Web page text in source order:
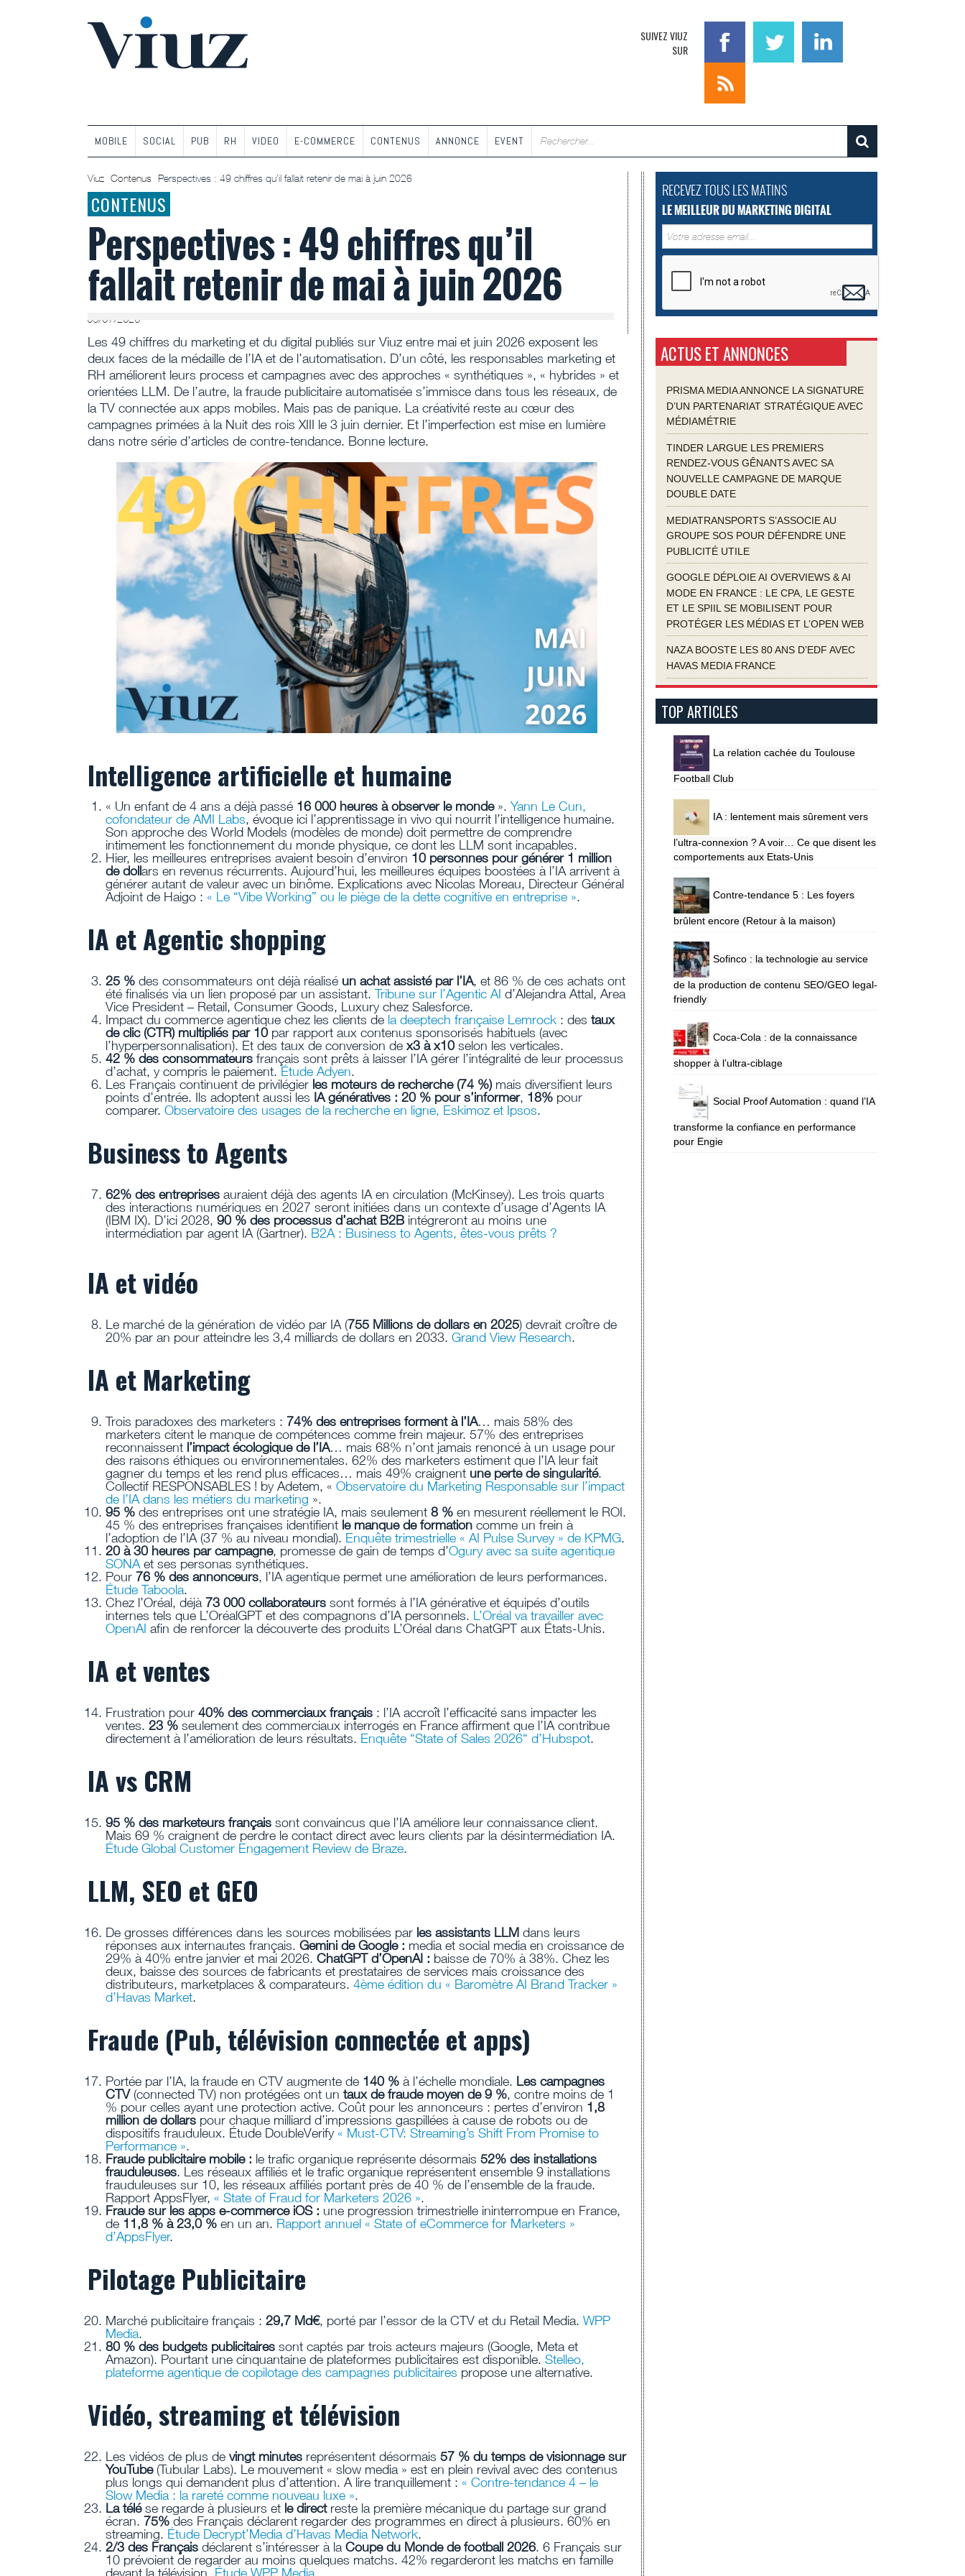
SUIVEZ VIUZ
SUR
MOBILE SOCIAL PUB RH VIDEO E-COMMERCE CONTENUS ANNONCE EVENT
Viuz Contenus Perspectives : 49 chiffres qu’il fallait retenir de mai à juin 2026
CONTENUS
Perspectives : 49 chiffres qu’il
fallait retenir de mai à juin 2026
03/07/2026
Les 49 chiffres du marketing et du digital publiés sur Viuz entre mai et juin 2026 exposent les
deux faces de la médaille de l’IA et de l’automatisation. D’un côté, les responsables marketing et
RH améliorent leurs process et campagnes avec des approches « synthétiques », « hybrides » et
orientées LLM. De l’autre, la fraude publicitaire automatisée s’immisce dans tous les réseaux, de
la TV connectée aux apps mobiles. Mais pas de panique. La créativité reste au cœur des
campagnes primées à la Nuit des rois XIII le 3 juin dernier. Et l’imperfection est mise en lumière
dans notre série d’articles de contre-tendance. Bonne lecture.
Intelligence artificielle et humaine
« Un enfant de 4 ans a déjà passé 16 000 heures à observer le monde». Yann Le Cun,
cofondateur de AMI Labs, évoque ici l’apprentissage in vivo qui nourrit l’intelligence humaine.
Son approche des World Models (modèles de monde) doit permettre de comprendre
intimement les fonctionnement du monde physique, ce dont les LLM sont incapables.
Hier, les meilleures entreprises avaient besoin d’environ 10 personnes pour générer 1 million
de dollars en revenus récurrents. Aujourd’hui, les meilleures équipes boostées à l’IA arrivent à
générer autant de valeur avec un binôme. Explications avec Nicolas Moreau, Directeur Général
Adjoint de Haigo : « Le “Vibe Working” ou le piège de la dette cognitive en entreprise ».
IA et Agentic shopping
25 % des consommateurs ont déjà réalisé un achat assisté par l’IA, et 86 % de ces achats ont
été finalisés via un lien proposé par un assistant.Tribune sur l’Agentic AI d’Alejandra Attal, Area
Vice President – Retail, Consumer Goods, Luxury chez Salesforce.
Impact du commerce agentique chez les clients de la deeptech française Lemrock : des taux
de clic (CTR) multipliés par 10par rapport aux contenus sponsorisés habituels (avec
l’hyperpersonnalisation). Et des taux de conversion de x3 à x10selon les verticales.
42 % des consommateurs français sont prêts à laisser l’IA gérer l’intégralité de leur processus
d’achat, y compris le paiement. Étude Adyen.
Les Français continuent de privilégier les moteurs de recherche (74 %)mais diversifient leurs
points d’entrée. Ils adoptent aussi les IA génératives : 20 % pour s’informer, 18% pour
comparer. Observatoire des usages de la recherche en ligne, Eskimoz et Ipsos.
Business to Agents
62% des entreprises auraient déjà des agents IA en circulation (McKinsey). Les trois quarts
des interactions numériques en 2027 seront initiées dans un contexte d’usage d’Agents IA
(IBM IX). D’ici 2028, 90 % des processus d’achat B2B intégreront au moins une
intermédiation par agent IA (Gartner). B2A : Business to Agents, êtes-vous prêts ?
IA et vidéo
Le marché de la génération de vidéo par IA (755 Millions de dollars en 2025) devrait croître de
20% par an pour atteindre les 3,4 milliards de dollars en 2033. Grand View Research.
IA et Marketing
Trois paradoxes des marketers : 74% des entreprises forment à l’IA… mais 58% des
marketers citent le manque de compétences comme frein majeur. 57% des entreprises
reconnaissent l’impact écologique de l’IA… mais 68% n’ont jamais renoncé à un usage pour
des raisons éthiques ou environnementales. 62% des marketers estiment que l’IA leur fait
gagner du temps et les rend plus efficaces… mais 49% craignent une perte de singularité.
Collectif RESPONSABLES ! by Adetem, « Observatoire du Marketing Responsable sur l’impact
de l’IA dans les métiers du marketing ».
95 % des entreprises ont une stratégie IA, mais seulement 8 % en mesurent réellement le ROI.
45 % des entreprises françaises identifient le manque de formation comme un frein à
l’adoption de l’IA (37 % au niveau mondial). Enquête trimestrielle « AI Pulse Survey » de KPMG.
20 à 30 heures par campagne, promesse de gain de temps d’Ogury avec sa suite agentique
SONA et ses personas synthétiques.
Pour 76 % des annonceurs, l’IA agentique permet une amélioration de leurs performances.
Étude Taboola.
Chez l’Oréal, déjà 73 000 collaborateurs sont formés à l’IA générative et équipés d’outils
internes tels que L’OréalGPT et des compagnons d’IA personnels. L’Oréal va travailler avec
OpenAI afin de renforcer la découverte des produits L’Oréal dans ChatGPT aux États-Unis.
IA et ventes
Frustration pour 40% des commerciaux français : l’IA accroît l’efficacité sans impacter les
ventes. 23 % seulement des commerciaux interrogés en France affirment que l’IA contribue
directement à l’amélioration de leurs résultats. Enquête “State of Sales 2026“ d’Hubspot.
IA vs CRM
95 % des marketeurs français sont convaincus que l’IA améliore leur connaissance client.
Mais 69 % craignent de perdre le contact direct avec leurs clients par la désintermédiation IA.
Étude Global Customer Engagement Review de Braze.
LLM, SEO et GEO
De grosses différences dans les sources mobilisées par les assistants LLM dans leurs
réponses aux internautes français. Gemini de Google : media et social media en croissance de
29% à 40% entre janvier et mai 2026. ChatGPT d’OpenAI : baisse de 70% à 38%. Chez les
deux, baisse des sources de fabricants et prestataires de services mais croissance des
distributeurs, marketplaces & comparateurs. 4ème édition du « Baromètre AI Brand Tracker »
d’Havas Market.
Fraude (Pub, télévision connectée et apps)
Portée par l’IA, la fraude en CTV augmente de 140 % à l’échelle mondiale. Les campagnes
CTV(connected TV) non protégées ont un taux de fraude moyen de 9 %, contre moins de 1
% pour celles ayant une protection active. Coût pour les annonceurs : pertes d’environ 1,8
million de dollars pour chaque milliard d’impressions gaspillées à cause de robots ou de
dispositifs frauduleux. Étude DoubleVerify « Must-CTV: Streaming’s Shift From Promise to
Performance ».
Fraude publicitaire mobile : le trafic organique représente désormais 52% des installations
frauduleuses. Les réseaux affiliés et le trafic organique représentent ensemble 9 installations
frauduleuses sur 10, les réseaux affiliés portant près de 40 % de l’ensemble de la fraude.
Rapport AppsFlyer, « State of Fraud for Marketers 2026 ».
Fraude sur les apps e-commerce iOS : une progression trimestrielle ininterrompue en France,
de 11,8 % à 23,0 % en un an. Rapport annuel « State of eCommerce for Marketers »
d’AppsFlyer.
Pilotage Publicitaire
Marché publicitaire français : 29,7 Md€, porté par l’essor de la CTV et du Retail Media. WPP
Media.
80 % des budgets publicitaires sont captés par trois acteurs majeurs (Google, Meta et
Amazon). Pourtant une cinquantaine de plateformes publicitaires est disponible. Stelleo,
plateforme agentique de copilotage des campagnes publicitaires propose une alternative.
Vidéo, streaming et télévision
Les vidéos de plus de vingt minutes représentent désormais 57 % du temps de visionnage sur
YouTube (Tubular Labs). Le mouvement « slow media » est en plein revival avec des contenus
plus longs qui demandent plus d’attention. A lire tranquillement : « Contre-tendance 4 – le
Slow Media : la rareté comme nouveau luxe ».
La télése regarde à plusieurs et le directreste la première mécanique du partage sur grand
écran. 75% des Français déclarent regarder des programmes en direct à plusieurs. 60% en
streaming. Étude Decrypt’Media d’Havas Media Network.
2/3 des Français déclarent s’intéresser à la Coupe du Monde de football 2026. 6 Français sur
10 prévoient de regarder au moins quelques matchs. 42% regarderont les matchs en famille
devant la télévision. Étude WPP Media
RECEVEZ TOUS LES MATINS
LE MEILLEUR DU MARKETING DIGITAL
ACTUS ET ANNONCES
PRISMA MEDIA ANNONCE LA SIGNATURE
D’UN PARTENARIAT STRATÉGIQUE AVEC
MÉDIAMÉTRIE
TINDER LARGUE LES PREMIERS
RENDEZ-VOUS GÊNANTS AVEC SA
NOUVELLE CAMPAGNE DE MARQUE
DOUBLE DATE
MEDIATRANSPORTS S’ASSOCIE AU
GROUPE SOS POUR DÉFENDRE UNE
PUBLICITÉ UTILE
GOOGLE DÉPLOIE AI OVERVIEWS & AI
MODE EN FRANCE : LE CPA, LE GESTE
ET LE SPIIL SE MOBILISENT POUR
PROTÉGER LES MÉDIAS ET L’OPEN WEB
NAZA BOOSTE LES 80 ANS D’EDF AVEC
HAVAS MEDIA FRANCE
TOP ARTICLES
La relation cachée du Toulouse
Football Club
IA : lentement mais sûrement vers
l’ultra-connexion ? A voir… Ce que disent les
comportements aux Etats-Unis
Contre-tendance 5 : Les foyers
brûlent encore (Retour à la maison)
Sofinco : la technologie au service
de la production de contenu SEO/GEO legal-
friendly
Coca-Cola : de la connaissance
shopper à l’ultra-ciblage
Social Proof Automation : quand l’IA
transforme la confiance en performance
pour Engie